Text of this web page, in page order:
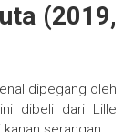
(2019,
dipegang oleh
dibeli dari Lille